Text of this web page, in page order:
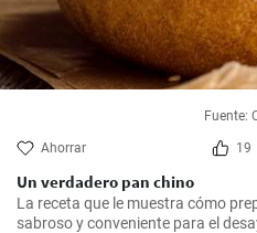
Fuente:
Ahorrar 19
Un verdadero pan chino
La receta que le muestra cómo
sabroso y conveniente para el